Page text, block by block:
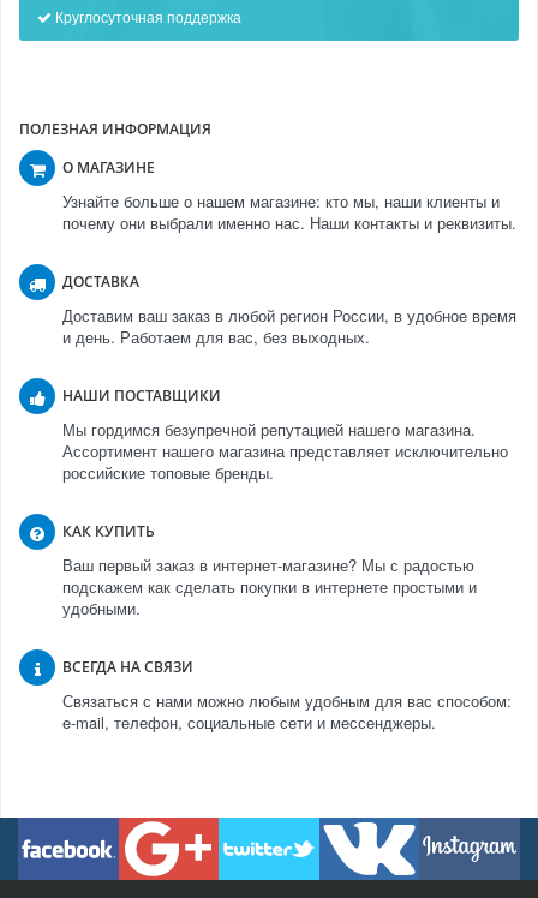
Круглосуточная поддержка
ПОЛЕЗНАЯ ИНФОРМАЦИЯ
О МАГАЗИНЕ
Узнайте больше о нашем магазине: кто мы, наши клиенты и
почему они выбрали именно нас. Наши контакты и реквизиты.
ДОСТАВКА
Доставим ваш заказ в любой регион России, в удобное время
и день. Работаем для вас, без выходных.
НАШИ ПОСТАВЩИКИ
Мы гордимся безупречной репутацией нашего магазина.
Ассортимент нашего магазина представляет исключительно
российские топовые бренды.
КАК КУПИТЬ
Ваш первый заказ в интернет-магазине? Мы с радостью
подскажем как сделать покупки в интернете простыми и
удобными.
ВСЕГДА НА СВЯЗИ
Связаться с нами можно любым удобным для вас способом:
e-mail, телефон, социальные сети и мессенджеры.